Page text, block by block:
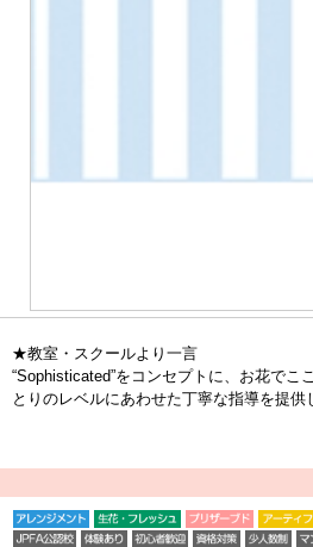
★教室・スクールより一言
“Sophisticated”をコンセプトに、お花で
とりのレベルにあわせた丁寧な指導を提